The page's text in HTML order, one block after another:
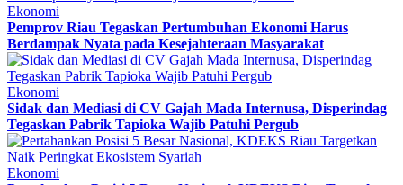
Ekonomi
Pemprov Riau Tegaskan Pertumbuhan Ekonomi Harus
Berdampak Nyata pada Kesejahteraan Masyarakat
Ekonomi
Sidak dan Mediasi di CV Gajah Mada Internusa, Disperindag
Tegaskan Pabrik Tapioka Wajib Patuhi Pergub
Ekonomi